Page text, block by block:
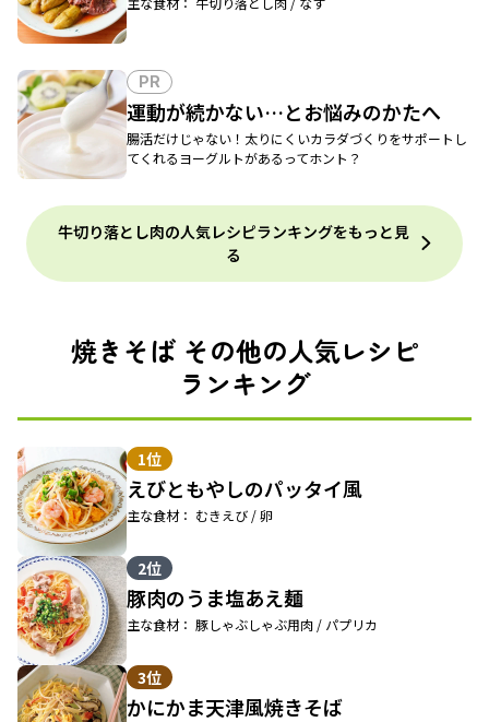
PR
運動が続かない…とお悩みのかたへ
腸活だけじゃない！太りにくいカラダづくりをサポートし
てくれるヨーグルトがあるってホント？
牛切り落とし肉の人気レシピランキングをもっと見
る
焼きそば その他の人気レシピ
ランキング
1位
えびともやしのパッタイ風
主な食材： むきえび / 卵
2位
豚肉のうま塩あえ麺
主な食材： 豚しゃぶしゃぶ用肉 / パプリカ
3位
かにかま天津風焼きそば